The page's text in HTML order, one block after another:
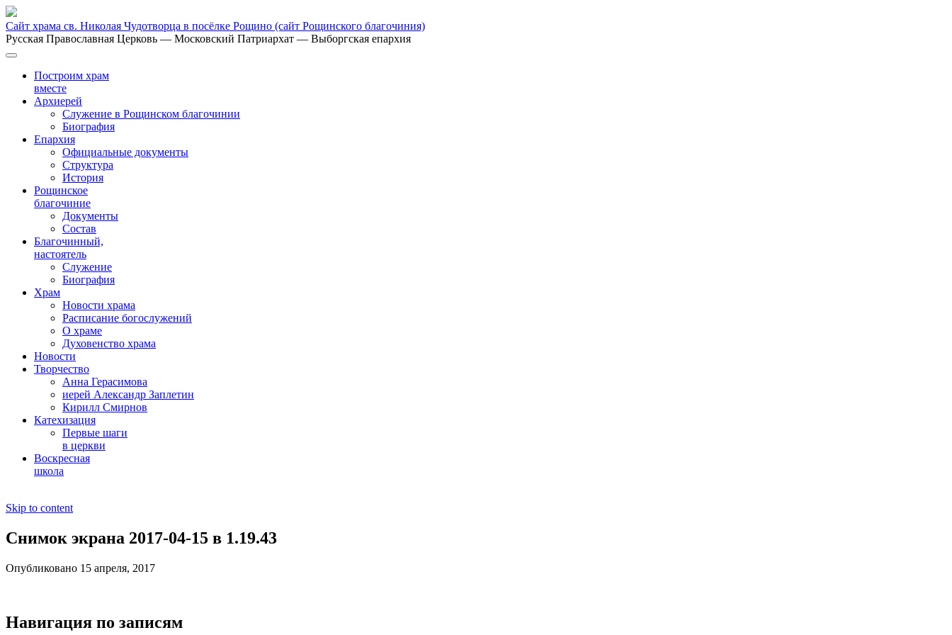
Сайт храма св. Николая Чудотворца в посёлке Рощино (сайт Рощинского благочиния)
Русская Православная Церковь — Московский Патриархат — Выборгская епархия
Построим храм
вместе
Архиерей
Служение в Рощинском благочинии
Биография
Епархия
Официальные документы
Структура
История
Рощинское
благочиние
Документы
Состав
Благочинный,
настоятель
Служение
Биография
Храм
Новости храма
Расписание богослужений
О храме
Духовенство храма
Новости
Творчество
Анна Герасимова
иерей Александр Заплетин
Кирилл Смирнов
Катехизация
Первые шаги
в церкви
Воскресная
школа
Skip to content
Снимок экрана 2017-04-15 в 1.19.43
Опубликовано 15 апреля, 2017
Навигация по записям